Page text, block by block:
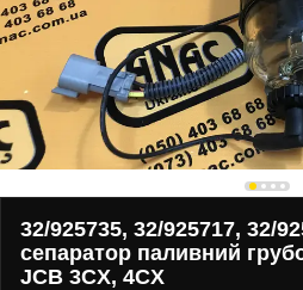
32/925735, 32/925717, 32/
сепаратор паливний
JCB 3CX, 4CX